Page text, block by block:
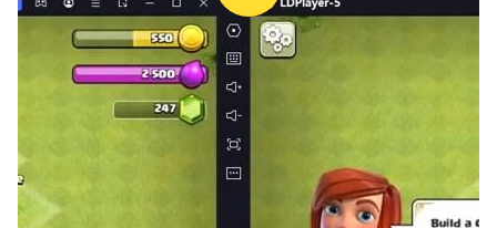
طريق البحث عن العناصر التي تنتمي الى هذه المجموعة حيث هناك
العديد من المجموعات والانواع التي عليك التخمين فيها. قمنا بوضع
مستويات للعبة حيث تستطيع التحكم في مستوى الصعوبة من
القائمة الرئيسية في اللعبة . في المستوى السهل تظهر نصف
الكلمات اما في المستوى المتوسط فسيظهر لديك عدد اقل من
الكلمات وعليك ايجاد الباقي
اما في المستوى الصعب فسيكون عليك ايجاد الكلمات كلها